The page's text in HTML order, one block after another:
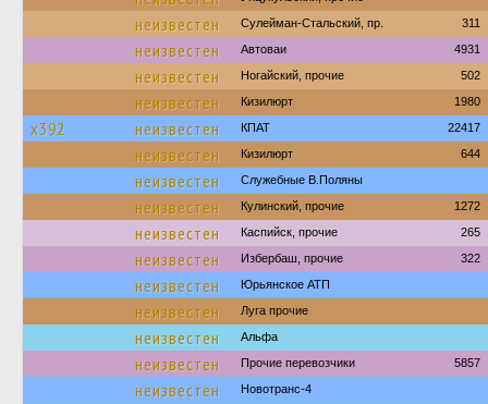
неизвестен Сулейман-Стальский, пр. 311
неизвестен Автоваи 4931
неизвестен Ногайский, прочие 502
неизвестен Кизилюрт 1980
х392 неизвестен КПАТ 22417
неизвестен Кизилюрт 644
неизвестен Служебные В.Поляны
неизвестен Кулинский, прочие 1272
неизвестен Каспийск, прочие 265
неизвестен Избербаш, прочие 322
неизвестен Юрьянское АТП
неизвестен Луга прочие
неизвестен Альфа
неизвестен Прочие перевозчики 5857
неизвестен Новотранс-4